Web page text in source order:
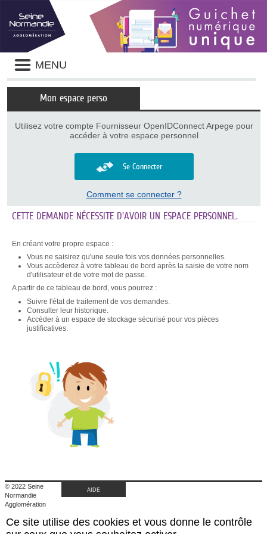
Liste
des
avertissements
MENU
Mon espace perso
Utilisez votre compte Fournisseur OpenIDConnect Arpege pour
accéder à votre espace personnel
Se Connecter
Comment se connecter ?
CETTE DEMANDE NÉCESSITE D'AVOIR UN ESPACE PERSONNEL.
En créant votre propre espace :
Vous ne saisirez qu'une seule fois vos données personnelles.
Vous accèderez à votre tableau de bord après la saisie de votre nom
d'utilisateur et de votre mot de passe.
A partir de ce tableau de bord, vous pourrez :
Suivre l'état de traitement de vos demandes.
Consulter leur historique.
Accéder à un espace de stockage sécurisé pour vos pièces
justificatives.
© 2022 Seine
Normandie
Agglomération
Retour au site de
l'agglomération
AIDE
Panneau de gestion des cookies
Ce site utilise des cookies et vous donne le contrôle